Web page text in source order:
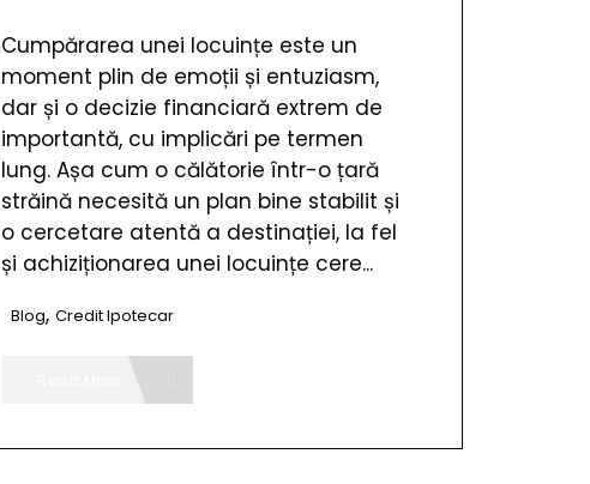
Cumpărarea unei locuințe este un
moment plin de emoții și entuziasm,
dar și o decizie financiară extrem de
importantă, cu implicări pe termen
lung. Așa cum o călătorie într-o țară
străină necesită un plan bine stabilit și
o cercetare atentă a destinației, la fel
și achiziționarea unei locuințe cere...
Blog,Credit Ipotecar